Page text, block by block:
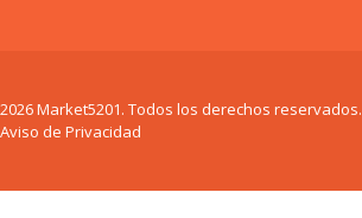
2026 Market5201. Todos los derechos reservados.
Aviso de Privacidad